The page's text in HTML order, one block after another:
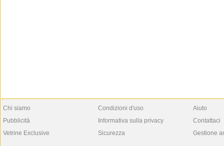
Chi siamo
Pubblicità
Vetrine Exclusive
Condizioni d'uso
Informativa sulla privacy
Sicurezza
Aiuto
Contattaci
Gestione